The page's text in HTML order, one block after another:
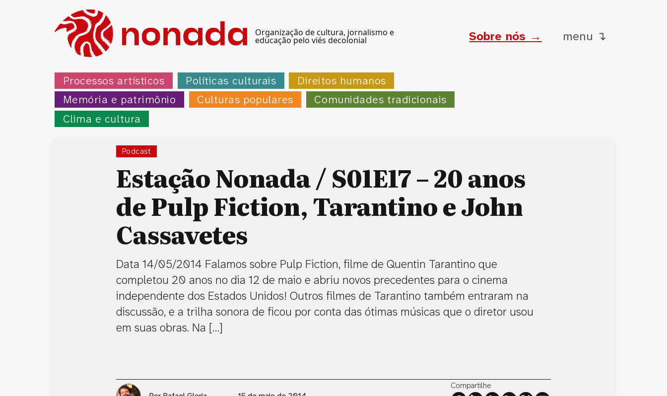
Organização de cultura, jornalismo e
educação pelo viés decolonial Sobre nós → menu ↴
Processos artísticos Políticas culturais
Direitos humanos
Memória e patrimônio
Culturas populares
Comunidades tradicionais
Clima e cultura
Podcast
Estação Nonada / S01E17 – 20 anos
de Pulp Fiction, Tarantino e John
Cassavetes
Data 14/05/2014 Falamos sobre Pulp Fiction, filme de Quentin Tarantino que
completou 20 anos no dia 12 de maio e abriu novos precedentes para o cinema
independente dos Estados Unidos! Outros filmes de Tarantino também entraram na
discussão, e a trilha sonora de ficou por conta das ótimas músicas que o diretor usou
em suas obras. Na […]
Compartilhe